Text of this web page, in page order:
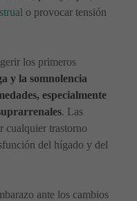
o provocar tensión
los primeros
y la somnolencia
especialmente
. Las
cualquier trastorno
del hígado y del
ante los cambios